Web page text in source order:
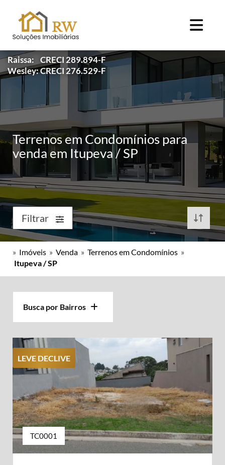
Raissa: CRECI 289.894-F
Wesley: CRECI 276.529-F
Terrenos em Condomínios para
venda em Itupeva / SP
Filtrar
» Imóveis » Venda » Terrenos em Condomínios »
Itupeva / SP
Busca por Bairros
LEVE DECLIVE
TC0001